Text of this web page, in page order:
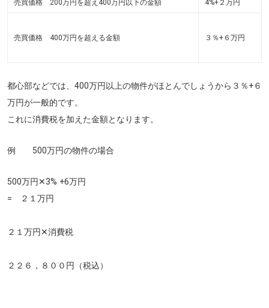
売買価格 200万円を超え400万円以下の金額 4%+２万円
売買価格 400万円を超える金額 ３％+６万円
都心部などでは、400万円以上の物件がほとんでしょうから ３％+６
万円が一般的です。
これに消費税を加えた金額となります。
例 500万円の物件の場合
500万円✕3% +6万円
= ２１万円
２１万円✕消費税
２２６，８００円（税込）